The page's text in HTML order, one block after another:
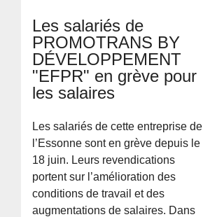
Les salariés de
PROMOTRANS BY
DÉVELOPPEMENT
"EFPR" en grève pour
les salaires
Les salariés de cette entreprise de
l’Essonne sont en grève depuis le
18 juin. Leurs revendications
portent sur l’amélioration des
conditions de travail et des
augmentations de salaires. Dans